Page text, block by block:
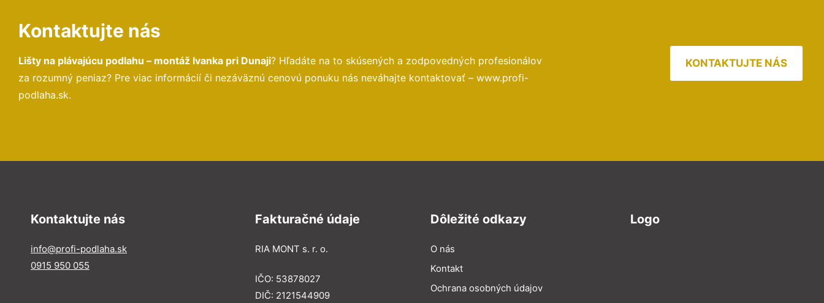
Kontaktujte nás
Lišty na plávajúcu podlahu – montáž Ivanka pri Dunaji? Hľadáte na to skúsených a zodpovedných profesionálov
za rozumný peniaz? Pre viac informácií či nezáväznú cenovú ponuku nás neváhajte kontaktovať – www.profi-
podlaha.sk.
KONTAKTUJTE NÁS
Kontaktujte nás
info@profi-podlaha.sk
0915 950 055
Fakturačné údaje
RIA MONT s. r. o.
IČO: 53878027
DIČ: 2121544909
Dôležité odkazy
O nás
Kontakt
Ochrana osobných údajov
Logo